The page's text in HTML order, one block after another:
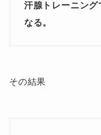
汗腺トレーニン
なる。
その結果